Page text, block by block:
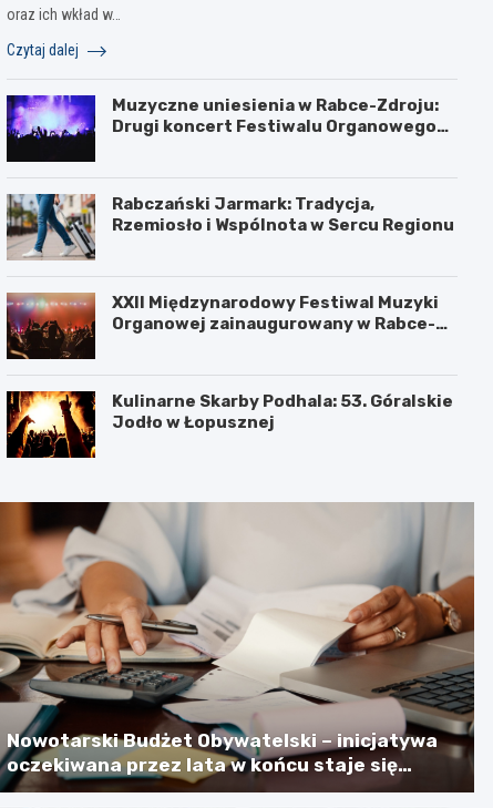
oraz ich wkład w…
Czytaj dalej
Muzyczne uniesienia w Rabce-Zdroju:
Drugi koncert Festiwalu Organowego
Rabczański Jarmark: Tradycja,
Rzemiosło i Wspólnota w Sercu Regionu
XXII Międzynarodowy Festiwal Muzyki
Organowej zainaugurowany w Rabce-
Kulinarne Skarby Podhala: 53. Góralskie
Jodło w Łopusznej
Nowotarski Budżet Obywatelski – inicjatywa
oczekiwana przez lata w końcu staje się
rzeczywistością